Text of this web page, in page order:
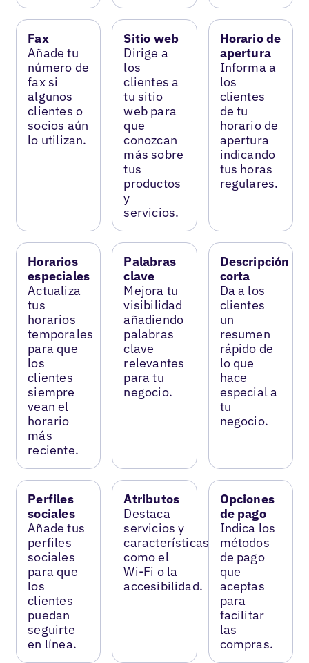
Fax
Añade tu
número de
fax si
algunos
clientes o
socios aún
lo utilizan.
Sitio web
Dirige a
los
clientes a
tu sitio
web para
que
conozcan
más sobre
tus
productos
y
servicios.
Horario de
apertura
Informa a
los
clientes
de tu
horario de
apertura
indicando
tus horas
regulares.
Horarios
especiales
Actualiza
tus
horarios
temporales
para que
los
clientes
siempre
vean el
horario
más
reciente.
Palabras
clave
Mejora tu
visibilidad
añadiendo
palabras
clave
relevantes
para tu
negocio.
Descripción
corta
Da a los
clientes
un
resumen
rápido de
lo que
hace
especial a
tu
negocio.
Perfiles
sociales
Añade tus
perfiles
sociales
para que
los
clientes
puedan
seguirte
en línea.
Atributos
Destaca
servicios y
características
como el
Wi-Fi o la
accesibilidad.
Opciones
de pago
Indica los
métodos
de pago
que
aceptas
para
facilitar
las
compras.